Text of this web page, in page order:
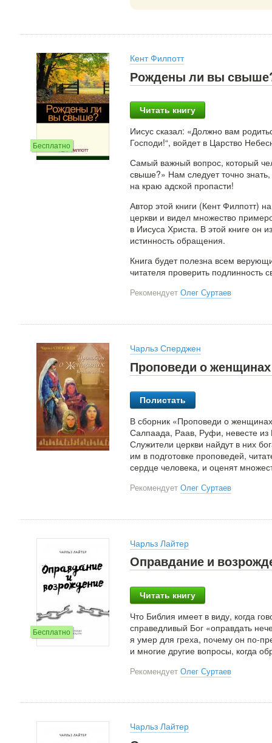
Бесплатно
Кент Филпотт
Рождены ли вы
Читать книгу
Иисус сказал: «Должно вам
Господи!“, войдет в Царство
Самый важный вопрос, который
свыше?» Нам следует точно
на краю адской пропасти!
Автор этой книги (Кент Филпотт)
церкви и видел множество
в Иисуса Христа. В этой книге он
истинность обращения.
Книга будет полезна всем
читателя проверить подлинность
Рекомендует Олег Суртаев
Чарльз Сперджен
Проповеди о женщинах
Полистать
В сборник «Проповеди о
Салпаада, Раав, Руфи, невесте
Служители церкви найдут в них
им в подготовке проповедей,
сердце человека, и оценят
Рекомендует Олег Суртаев
Бесплатно
Чарльз Лайтер
Оправдание и
Читать книгу
Что Библия имеет в виду, когда
справедливый Бог «оправдать
я умер для греха, почему он по-
и многие другие вопросы, когда
Рекомендует Олег Суртаев
Чарльз Лайтер